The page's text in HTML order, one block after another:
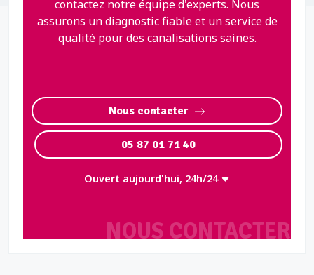
NOUS CONTACTER
contactez notre équipe d'experts. Nous
assurons un diagnostic fiable et un service de
qualité pour des canalisations saines.
Nous contacter
05 87 01 71 40
Ouvert aujourd'hui, 24h/24